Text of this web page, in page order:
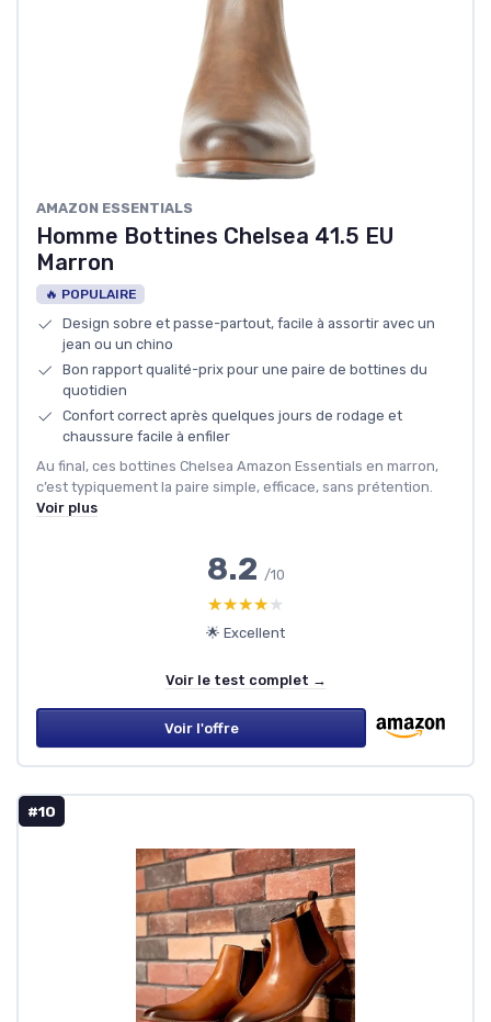
AMAZON ESSENTIALS
Homme Bottines Chelsea 41.5 EU
Marron
🔥 POPULAIRE
Design sobre et passe-partout, facile à assortir avec un
jean ou un chino
Bon rapport qualité-prix pour une paire de bottines du
quotidien
Confort correct après quelques jours de rodage et
chaussure facile à enfiler
Au final, ces bottines Chelsea Amazon Essentials en marron,
c’est typiquement la paire simple, efficace, sans prétention.
Voir plus
8.2 /10
★★★★★
★★★★★
🌟 Excellent
Voir le test complet →
Voir l'offre
#10